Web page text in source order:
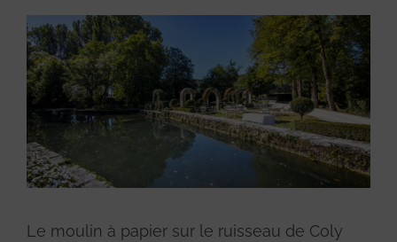
Le moulin à papier sur le ruisseau de Coly